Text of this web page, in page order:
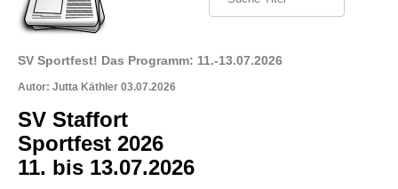
SV Sportfest! Das Programm: 11.-13.07.2026
Autor: Jutta Käthler 03.07.2026
SV Staffort
Sportfest 2026
11. bis 13.07.2026